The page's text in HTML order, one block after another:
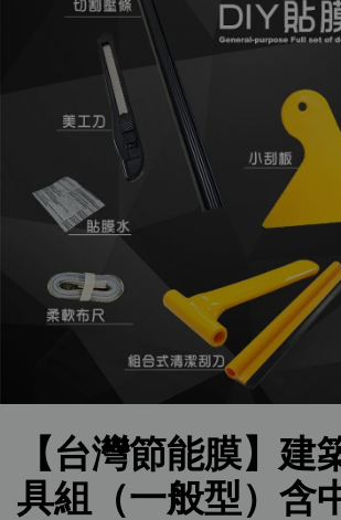
【台灣節能膜】建
具組（一般型）含